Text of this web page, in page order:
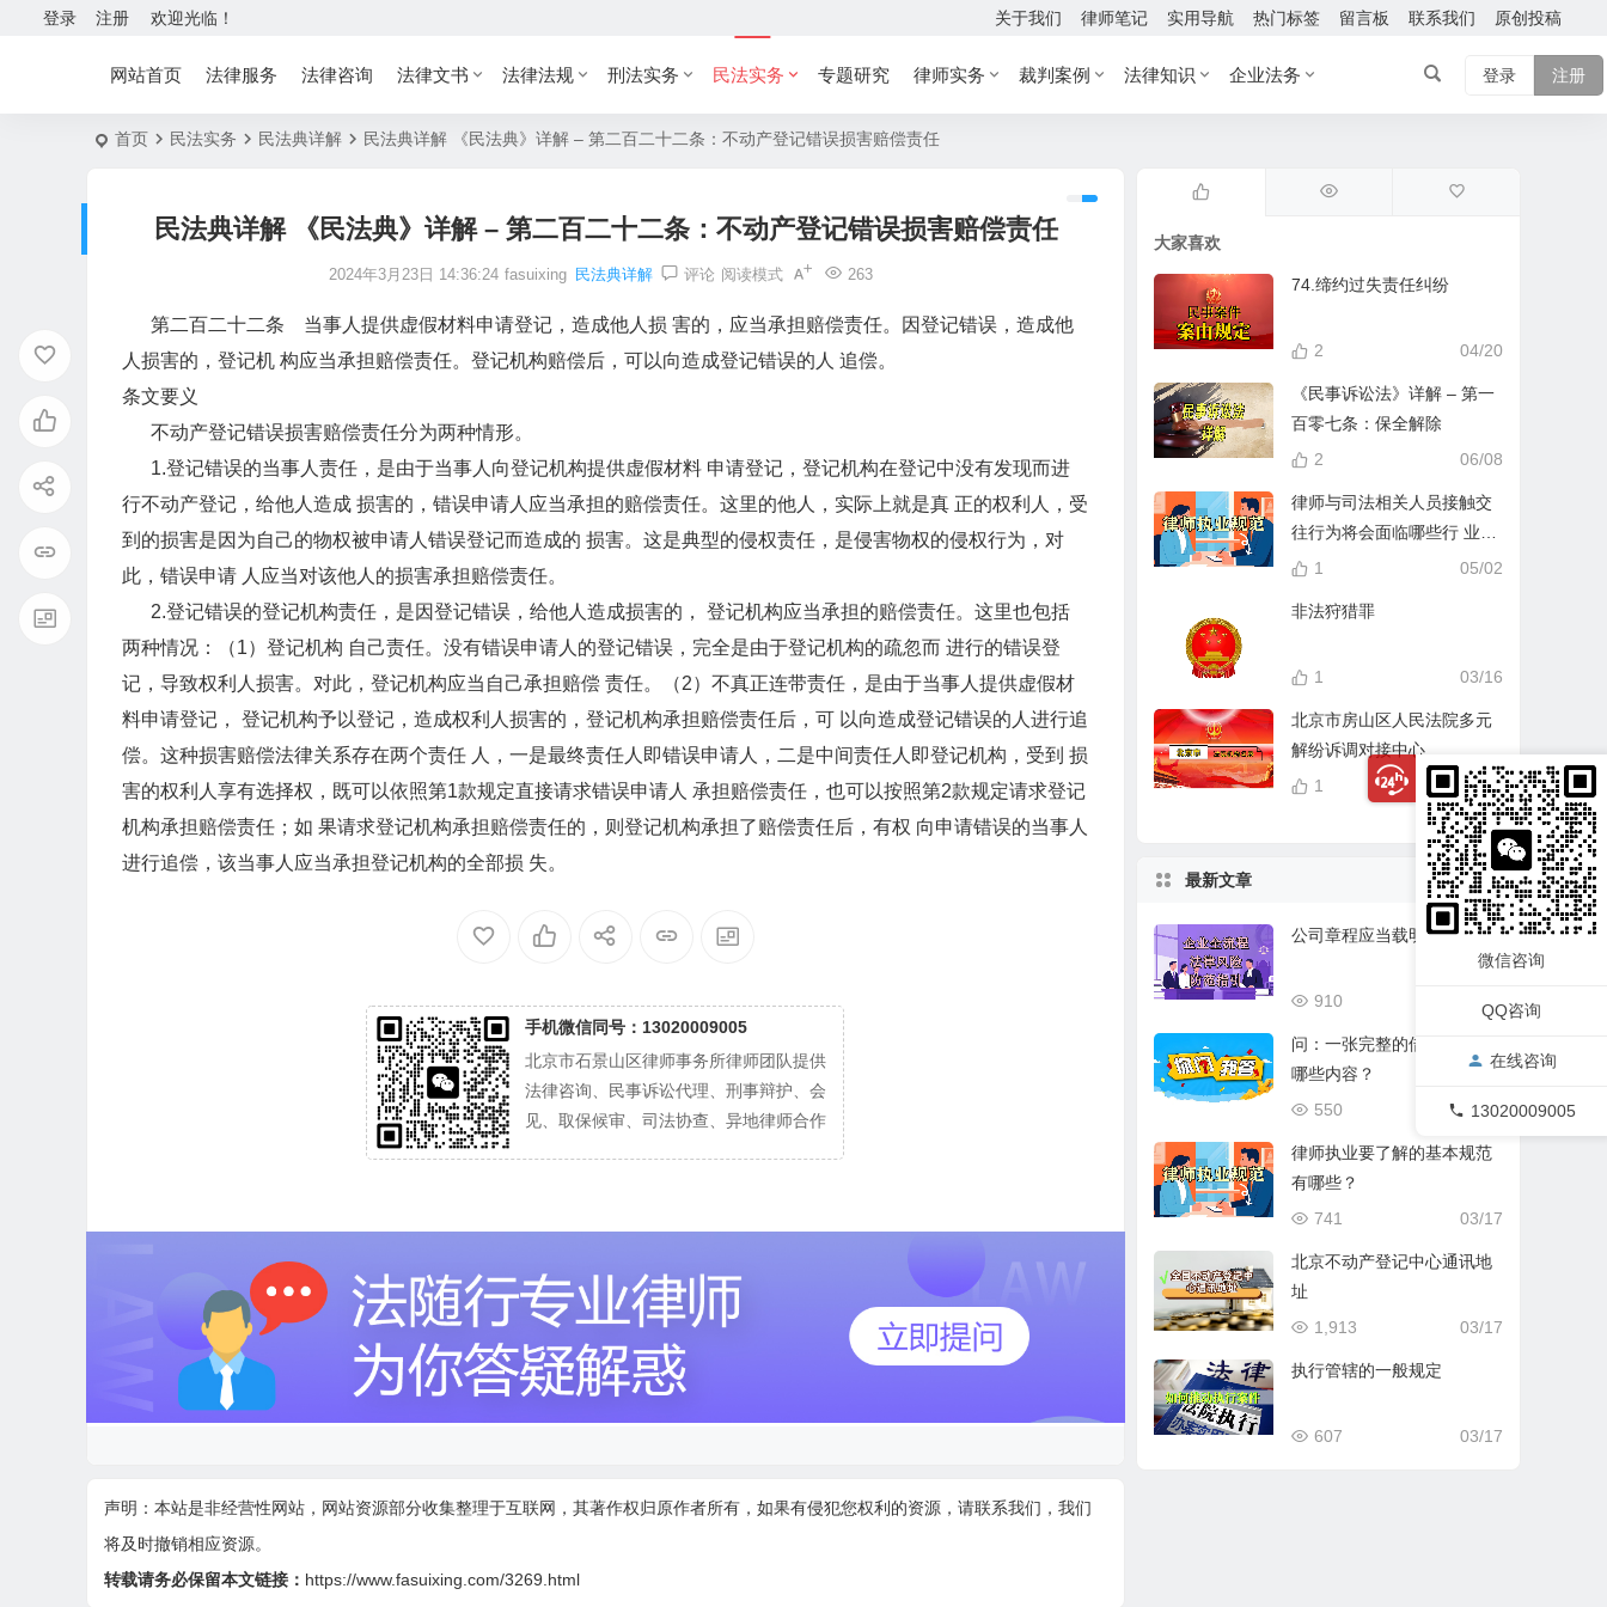
欢迎光临！
登录 注册 关于我们 律师笔记 实用导航 热门标签 留言板 联系我们 原创投稿
网站首页 法律服务 法律咨询 法律文书 法律法规 刑法实务 民法实务 专题研究 律师实务 裁判案例 法律知识 企业法务 登录 注册
首页 民法实务 民法典详解 民法典详解 《民法典》详解 – 第二百二十二条：不动产登记错误损害赔偿责任
民法典详解 《民法典》详解 – 第二百二十二条：不动产登记错误损害赔偿责任
2024年3月23日 14:36:24 fasuixing 民法典详解 评论 263
阅读模式
第二百二十二条 当事人提供虚假材料申请登记，造成他人损 害的，应当承担赔偿责任。因登记错误，造成他
人损害的，登记机 构应当承担赔偿责任。登记机构赔偿后，可以向造成登记错误的人 追偿。
条文要义
不动产登记错误损害赔偿责任分为两种情形。
1.登记错误的当事人责任，是由于当事人向登记机构提供虚假材料 申请登记，登记机构在登记中没有发现而进
行不动产登记，给他人造成 损害的，错误申请人应当承担的赔偿责任。这里的他人，实际上就是真 正的权利人，受
到的损害是因为自己的物权被申请人错误登记而造成的 损害。这是典型的侵权责任，是侵害物权的侵权行为，对
此，错误申请 人应当对该他人的损害承担赔偿责任。
2.登记错误的登记机构责任，是因登记错误，给他人造成损害的， 登记机构应当承担的赔偿责任。这里也包括
两种情况：（1）登记机构 自己责任。没有错误申请人的登记错误，完全是由于登记机构的疏忽而 进行的错误登
记，导致权利人损害。对此，登记机构应当自己承担赔偿 责任。（2）不真正连带责任，是由于当事人提供虚假材
料申请登记， 登记机构予以登记，造成权利人损害的，登记机构承担赔偿责任后，可 以向造成登记错误的人进行追
偿。这种损害赔偿法律关系存在两个责任 人，一是最终责任人即错误申请人，二是中间责任人即登记机构，受到 损
害的权利人享有选择权，既可以依照第1款规定直接请求错误申请人 承担赔偿责任，也可以按照第2款规定请求登记
机构承担赔偿责任；如 果请求登记机构承担赔偿责任的，则登记机构承担了赔偿责任后，有权 向申请错误的当事人
进行追偿，该当事人应当承担登记机构的全部损 失。
手机微信同号：13020009005
北京市石景山区律师事务所律师团队提供
法律咨询、民事诉讼代理、刑事辩护、会
见、取保候审、司法协查、异地律师合作
声明：本站是非经营性网站，网站资源部分收集整理于互联网，其著作权归原作者所有，如果有侵犯您权利的资源，请联系我们，我们
将及时撤销相应资源。
转载请务必保留本文链接： https://www.fasuixing.com/3269.html
大家喜欢
74.缔约过失责任纠纷
04/20
2
《民事诉讼法》详解 – 第一
百零七条：保全解除
06/08
2
律师与司法相关人员接触交
往行为将会面临哪些行 业处
分？
05/02
1
非法狩猎罪
03/16
1
北京市房山区人民法院多元
解纷诉调对接中心
04/14
1
最新文章
公司章程应当载明的事项
03/17
910
问：一张完整的借条应该有
哪些内容？
03/17
550
律师执业要了解的基本规范
有哪些？
03/17
741
北京不动产登记中心通讯地
址
03/17
1,913
执行管辖的一般规定
03/17
607
微信咨询
QQ咨询
在线咨询
13020009005